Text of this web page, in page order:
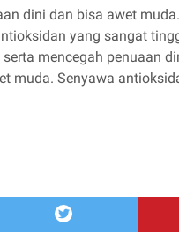
dini dan bisa awet
yang sangat
mencegah penuaan
muda. Senyawa